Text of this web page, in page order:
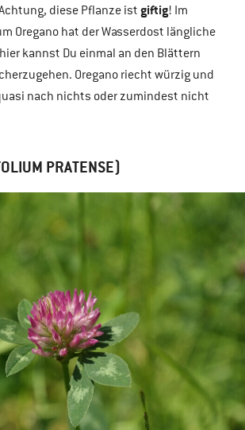
diese Pflanze istgiftig! Im
Oregano hat der Wasserdost längliche
kannst Du einmal an den Blättern
Oregano riecht würzig und
nach nichts oder zumindest nicht
PRATENSE)